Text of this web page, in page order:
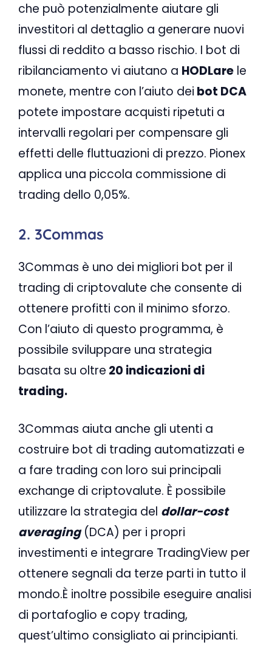
che può potenzialmente aiutare gli
investitori al dettaglio a generare nuovi
flussi di reddito a basso rischio. I bot di
ribilanciamento vi aiutano a HODLare le
monete, mentre con l’aiuto dei bot DCA
potete impostare acquisti ripetuti a
intervalli regolari per compensare gli
effetti delle fluttuazioni di prezzo. Pionex
applica una piccola commissione di
trading dello 0,05%.
2. 3Commas
3Commas è uno dei migliori bot per il
trading di criptovalute che consente di
ottenere profitti con il minimo sforzo.
Con l’aiuto di questo programma, è
possibile sviluppare una strategia
basata su oltre 20 indicazioni di
trading.
3Commas aiuta anche gli utenti a
costruire bot di trading automatizzati e
a fare trading con loro sui principali
exchange di criptovalute. È possibile
utilizzare la strategia del dollar-cost
averaging(DCA) per i propri
investimenti e integrare TradingView per
ottenere segnali da terze parti in tutto il
mondo.È inoltre possibile eseguire analisi
di portafoglio e copy trading,
quest’ultimo consigliato ai principianti.